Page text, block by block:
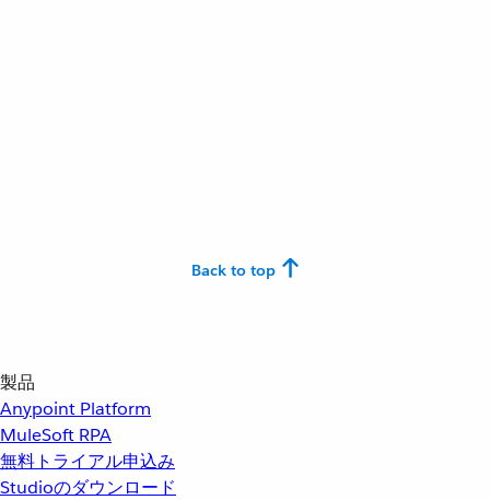
Back to top
製品
Anypoint Platform
MuleSoft RPA
無料トライアル申込み
Studioのダウンロード